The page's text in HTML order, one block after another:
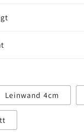
Leinwand 4cm